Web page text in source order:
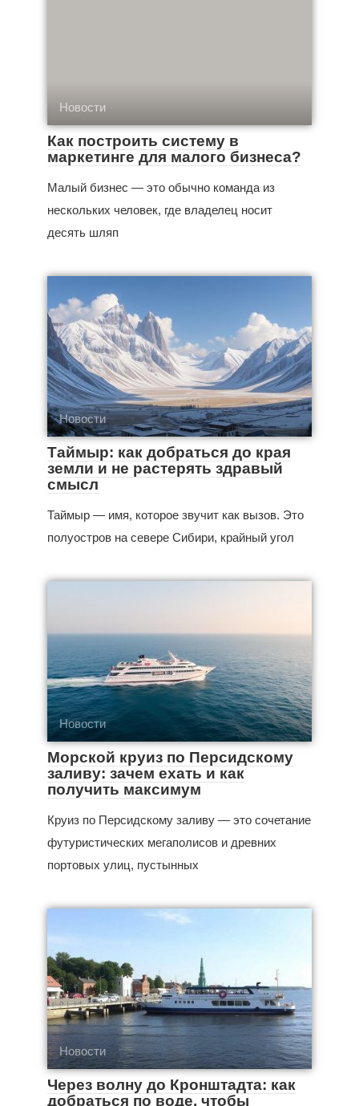
Новости
Как построить систему в
маркетинге для малого бизнеса?
Малый бизнес — это обычно команда из
нескольких человек, где владелец носит
десять шляп
Новости
Таймыр: как добраться до края
земли и не растерять здравый
смысл
Таймыр — имя, которое звучит как вызов. Это
полуостров на севере Сибири, крайный угол
Новости
Морской круиз по Персидскому
заливу: зачем ехать и как
получить максимум
Круиз по Персидскому заливу — это сочетание
футуристических мегаполисов и древних
портовых улиц, пустынных
Новости
Через волну до Кронштадта: как
добраться по воде, чтобы